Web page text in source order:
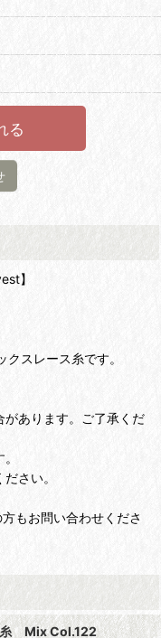
る
】
スレース糸です。
があります。ご了承くだ
さい。
もお問い合わせくださ
糸 Mix Col.122